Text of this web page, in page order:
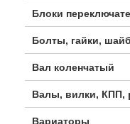
Блоки
Болты, гайки,
Вал коленчатый
Валы, вилки, КПП,
Вариаторы